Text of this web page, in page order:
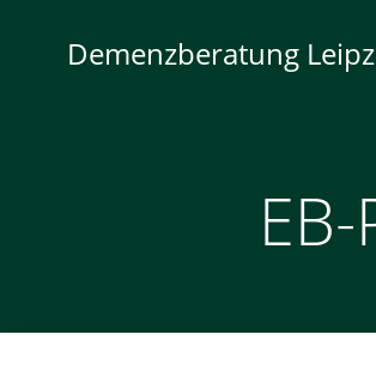
springenDemenzberatung